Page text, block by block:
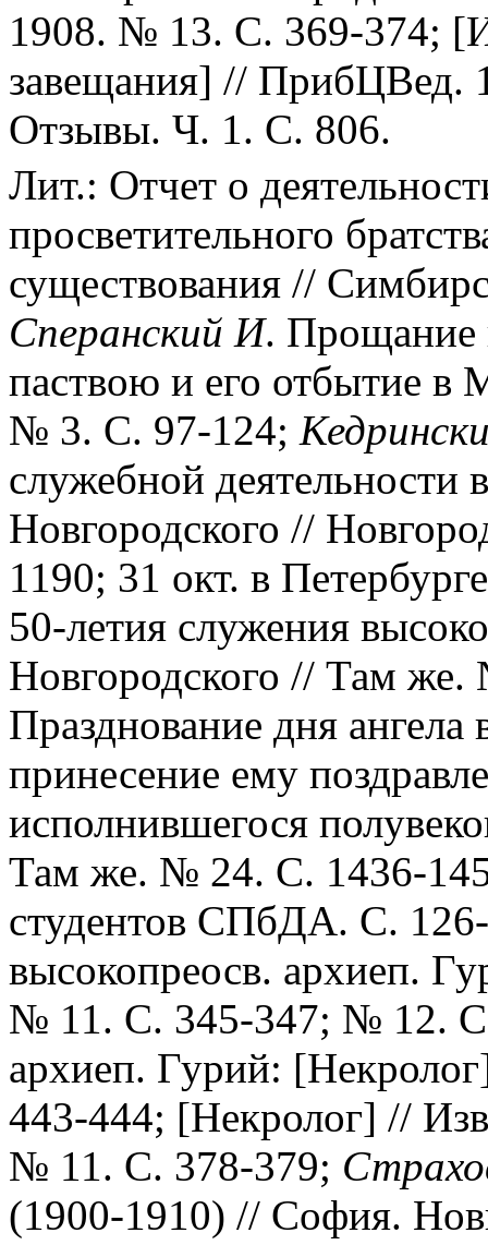
1908. № 13. С. 369-374;
завещания] //
Отзывы. Ч. 1. С. 806.
Лит.: Отчет о
просветительного
существования //
Сперанский И. Прощание
паствою и его отбытие
№ 3. С. 97-124;
служебной деятельности
Новгородского //
1190; 31 окт. в
50-летия служения
Новгородского // Там
Празднование дня
принесение ему
исполнившегося
Там же. № 24. С. 1436-
студентов СПбДА. С.
высокопреосв. архиеп.
№ 11. С. 345-347; № 12.
архиеп. Гурий:
443-444; [Некролог] //
№ 11. С. 378-379;
(1900-1910) // София.